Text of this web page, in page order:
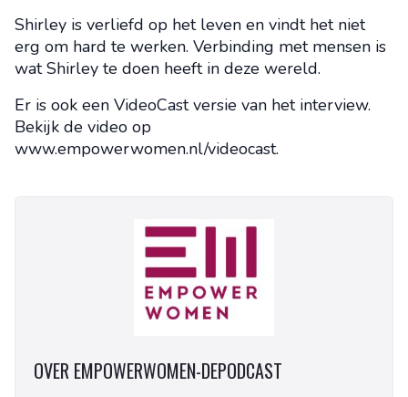
Shirley is verliefd op het leven en vindt het niet
erg om hard te werken. Verbinding met mensen is
wat Shirley te doen heeft in deze wereld.
Er is ook een VideoCast versie van het interview.
Bekijk de video op
www.empowerwomen.nl/videocast.
OVER EMPOWERWOMEN-DEPODCAST